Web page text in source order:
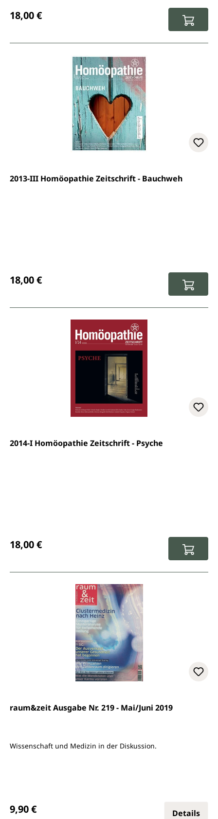
18,00 €
2013-III Homöopathie Zeitschrift - Bauchweh
18,00 €
2014-I Homöopathie Zeitschrift - Psyche
18,00 €
raum&zeit Ausgabe Nr. 219 - Mai/Juni 2019
Wissenschaft und Medizin in der Diskussion.
9,90 € Details